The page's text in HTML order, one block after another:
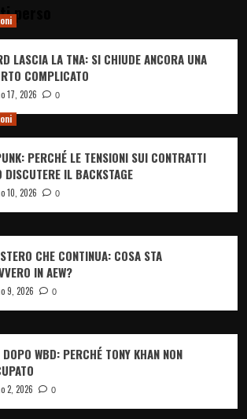
perso
LASCIA LA TNA: SI CHIUDE ANCORA UNA
COMPLICATO
17, 2026 0
PERCHÉ LE TENSIONI SUI CONTRATTI
DISCUTERE IL BACKSTAGE
10, 2026 0
CHE CONTINUA: COSA STA
IN AEW?
9, 2026 0
WBD: PERCHÉ TONY KHAN NON
2, 2026 0